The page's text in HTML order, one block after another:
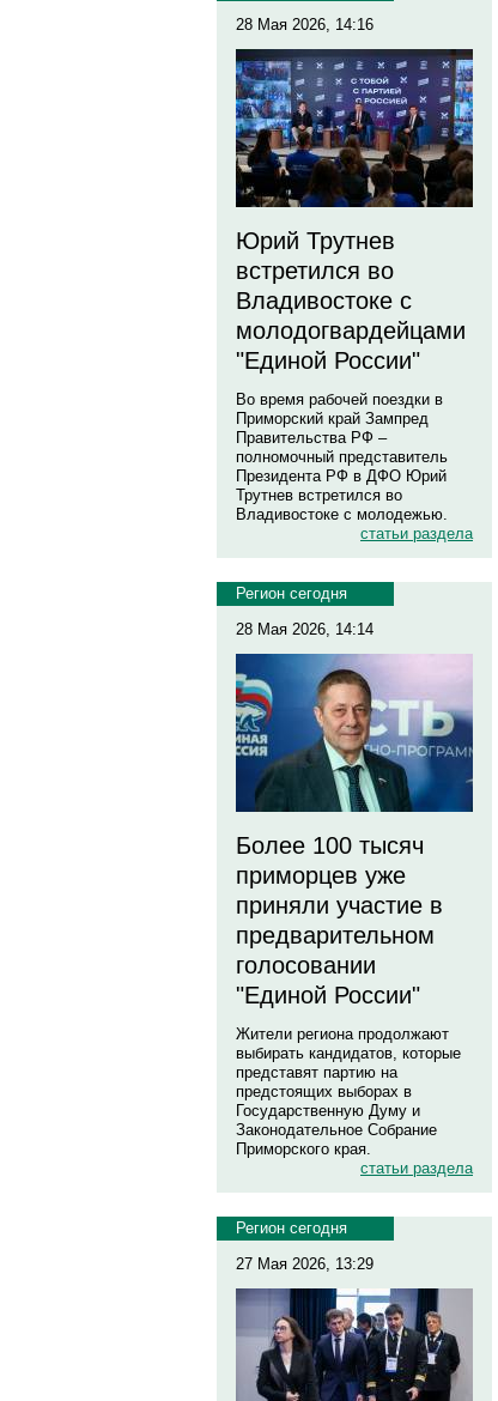
28 Мая 2026, 14:16
Юрий Трутнев
встретился во
Владивостоке с
молодогвардейцами
"Единой России"
Во время рабочей поездки в
Приморский край Зампред
Правительства РФ –
полномочный представитель
Президента РФ в ДФО Юрий
Трутнев встретился во
Владивостоке с молодежью.
статьи раздела
Регион сегодня
28 Мая 2026, 14:14
Более 100 тысяч
приморцев уже
приняли участие в
предварительном
голосовании
"Единой России"
Жители региона продолжают
выбирать кандидатов, которые
представят партию на
предстоящих выборах в
Государственную Думу и
Законодательное Собрание
Приморского края.
статьи раздела
Регион сегодня
27 Мая 2026, 13:29